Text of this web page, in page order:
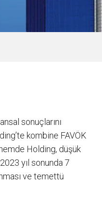
sonuçlarını
kombine FAVÖK
Holding, düşük
yıl sonunda 7
ve temettü